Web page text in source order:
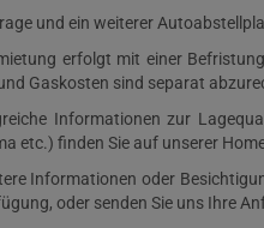
und ein weiterer
erfolgt mit einer
Gaskosten sind separat
Informationen zur
etc.) finden Sie auf unserer
Informationen oder
oder senden Sie uns Ihre